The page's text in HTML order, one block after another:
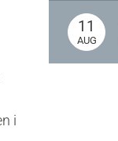
i
11
AUG